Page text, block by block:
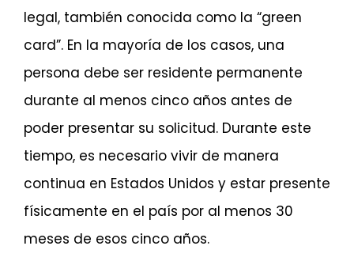
legal, también conocida como la “green
card”. En la mayoría de los casos, una
persona debe ser residente permanente
durante al menos cinco años antes de
poder presentar su solicitud. Durante este
tiempo, es necesario vivir de manera
continua en Estados Unidos y estar presente
físicamente en el país por al menos 30
meses de esos cinco años.